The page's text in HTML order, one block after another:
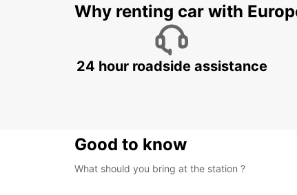
Why renting car with
24 hour roadside assistance
Good to know
What should you bring at the station ?